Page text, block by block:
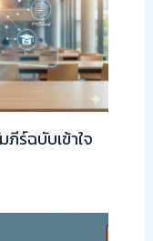
ภีร์ฉบับเข้าใจ